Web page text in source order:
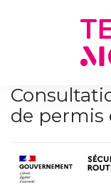
de permis